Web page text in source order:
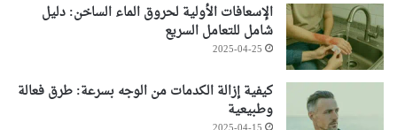
الإسعافات الأولية لحروق الماء الساخن: دليل
شامل للتعامل السريع
2025-04-25
كيفية إزالة الكدمات من الوجه بسرعة: طرق فعالة
وطبيعية